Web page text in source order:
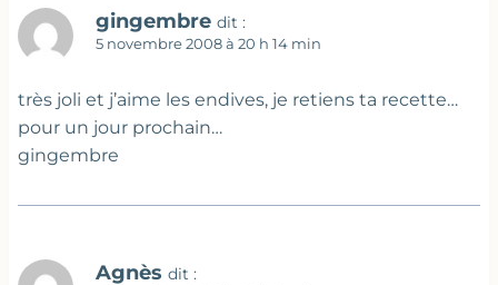
gingembre dit :
5 novembre 2008 à 20 h 14 min
très joli et j’aime les endives, je retiens ta recette…
pour un jour prochain…
gingembre
Agnès dit :